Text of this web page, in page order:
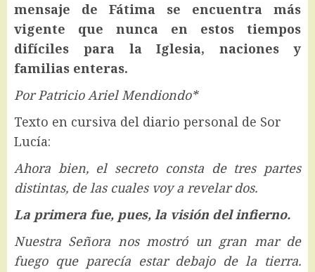
mensaje de Fátima se encuentra más
vigente que nunca en estos tiempos
difíciles para la Iglesia, naciones y
familias enteras.
Por Patricio Ariel Mendiondo*
Texto en cursiva del diario personal de Sor
Lucía:
Ahora bien, el secreto consta de tres partes
distintas, de las cuales voy a revelar dos.
La primera fue, pues, la visión del infierno.
Nuestra Señora nos mostró un gran mar de
fuego que parecía estar debajo de la tierra.